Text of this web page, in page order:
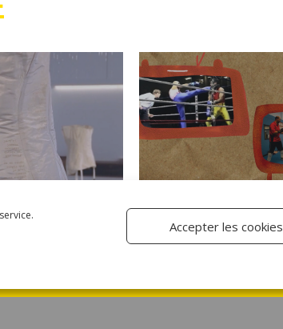
Accepter les cookies